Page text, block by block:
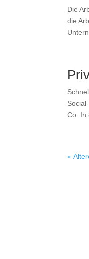
Die
die
Co. In
«